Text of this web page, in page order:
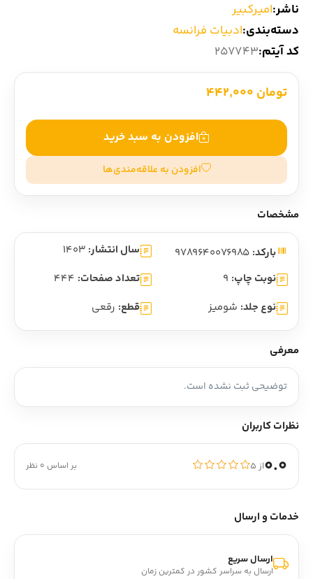
ادبیات نمایشی
ناشر:امیرکبیر
دسته‌بندی:ادبیات فرانسه
کد آیتم:257743
تومان 442,000
افزودن به سبد خرید
افزودن به علاقه‌مندی‌ها
مشخصات
بارکد: سال انتشار: 1403
نوبت چاپ: 9 تعداد صفحات: 444
نوع جلد: شومیز قطع: رقعی
معرفی
توضیحی ثبت نشده است.
نظرات کاربران
0.0از ۵ بر اساس 0 نظر
خدمات و ارسال
ارسال سریع
ارسال به سراسر کشور در کمترین زمان